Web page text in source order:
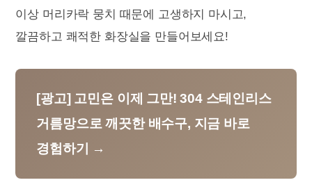
이상 머리카락 뭉치 때문에 고생하지 마시고,
깔끔하고 쾌적한 화장실을 만들어보세요!
[광고] 고민은 이제 그만! 304 스테인리스
거름망으로 깨끗한 배수구, 지금 바로
경험하기 →